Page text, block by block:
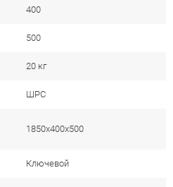
400
500
20 кг
ШРС
1850x400x500
Ключевой